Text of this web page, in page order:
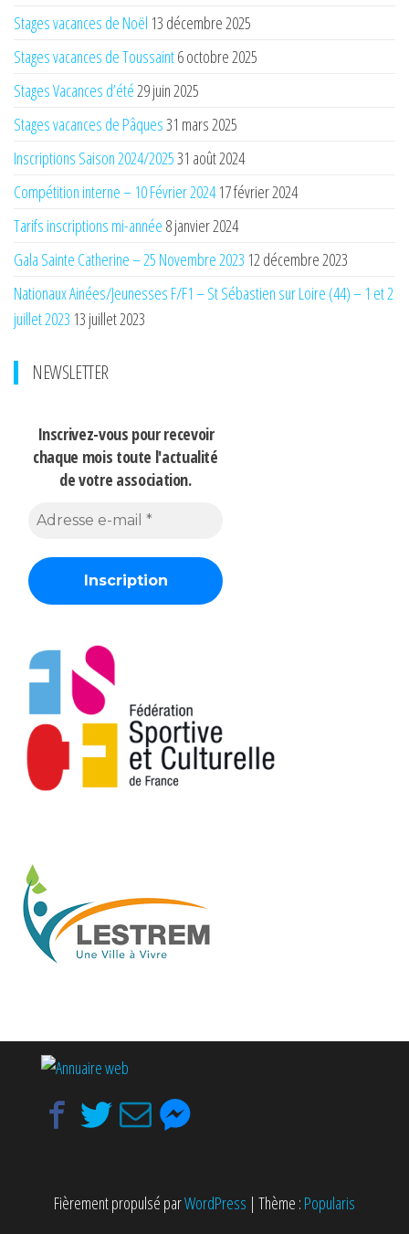
Stages vacances de Noël 13 décembre 2025
Stages vacances de Toussaint6 octobre 2025
Stages Vacances d’été29 juin 2025
Stages vacances de Pâques31 mars 2025
Inscriptions Saison 2024/202531 août 2024
Compétition interne – 10 Février 2024 17 février 2024
Tarifs inscriptions mi-année 8 janvier 2024
Gala Sainte Catherine – 25 Novembre 2023 12 décembre 2023
Nationaux Ainées/Jeunesses F/F1 – St Sébastien sur Loire (44) – 1 et 2
juillet 2023 13 juillet 2023
NEWSLETTER
Inscrivez-vous pour recevoir
chaque mois toute l'actualité
de votre association.
Fièrement propulsé parWordPress | Thème : Popularis